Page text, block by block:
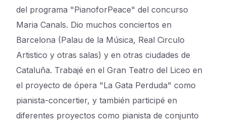
del programa "PianoforPeace" del concurso
Maria Canals. Dio muchos conciertos en
Barcelona (Palau de la Música, Real Circulo
Artistico y otras salas) y en otras ciudades de
Cataluña. Trabajé en el Gran Teatro del Liceo en
el proyecto de ópera "La Gata Perduda" como
pianista-concertier, y también participé en
diferentes proyectos como pianista de conjunto